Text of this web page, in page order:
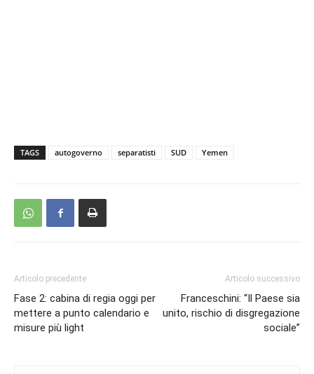
TAGS autogoverno separatisti SUD Yemen
Articolo precedente
Fase 2: cabina di regia oggi per
mettere a punto calendario e
misure più light
Articolo successivo
Franceschini: “Il Paese sia
unito, rischio di disgregazione
sociale”